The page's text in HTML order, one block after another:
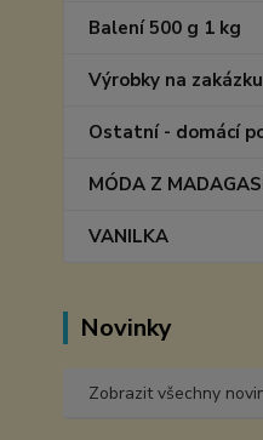
Balení 500 g 1 kg
Výrobky na zakázku
Ostatní - domácí
MÓDA Z
VANILKA
Novinky
Zobrazit všechny